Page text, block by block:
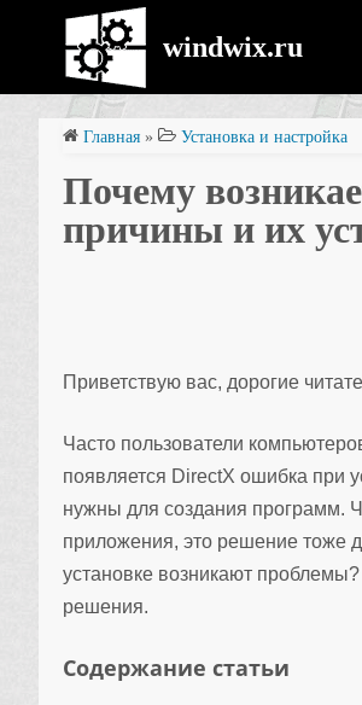
windwix.ru
Главная » Установка и настройка
Почему
причины и их
Приветствую вас, дорогие
Часто пользователи
появляется DirectX ошибка при
нужны для создания программ.
приложения, это решение тоже
установке возникают
решения.
Содержание статьи